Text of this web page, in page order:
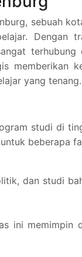
sebuah
Dengan
memberikan
yang tenang.
studi di
beberapa
dan studi
ini memimpin